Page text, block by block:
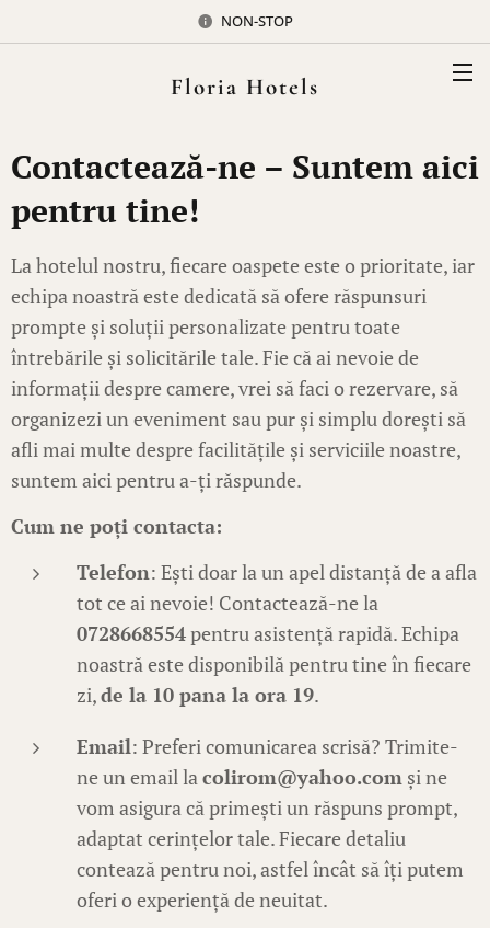
NON-STOP
Floria Hotels
Contactează-ne – Suntem aici
pentru tine!
La hotelul nostru, fiecare oaspete este o prioritate, iar
echipa noastră este dedicată să ofere răspunsuri
prompte și soluții personalizate pentru toate
întrebările și solicitările tale. Fie că ai nevoie de
informații despre camere, vrei să faci o rezervare, să
organizezi un eveniment sau pur și simplu dorești să
afli mai multe despre facilitățile și serviciile noastre,
suntem aici pentru a-ți răspunde.
Cum ne poți contacta:
Telefon: Ești doar la un apel distanță de a afla
tot ce ai nevoie! Contactează-ne la
0728668554pentru asistență rapidă. Echipa
noastră este disponibilă pentru tine în fiecare
zi,de la 10 pana la ora 19.
Email: Preferi comunicarea scrisă? Trimite-
ne un email lacolirom@yahoo.com și ne
vom asigura că primești un răspuns prompt,
adaptat cerințelor tale. Fiecare detaliu
contează pentru noi, astfel încât să îți putem
oferi o experiență de neuitat.